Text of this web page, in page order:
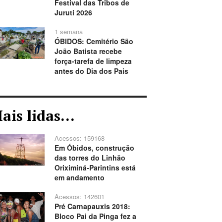
Festival das Tribos de
Juruti 2026
1 semana
ÓBIDOS: Cemitério São
João Batista recebe
força-tarefa de limpeza
antes do Dia dos Pais
lidas...
Acessos: 159168
Em Óbidos, construção
das torres do Linhão
Oriximiná-Parintins está
em andamento
Acessos: 142601
Pré Carnapauxis 2018:
Bloco Pai da Pinga fez a